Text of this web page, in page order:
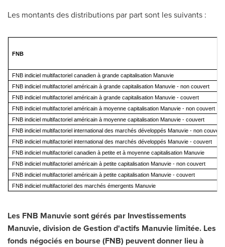
Les montants des distributions par part sont les suivants :
FNB
FNB indiciel multifactoriel canadien à grande capitalisation Manuvie
FNB indiciel multifactoriel américain à grande capitalisation Manuvie - non couvert
FNB indiciel multifactoriel américain à grande capitalisation Manuvie - couvert
FNB indiciel multifactoriel américain à moyenne capitalisation Manuvie - non couvert
FNB indiciel multifactoriel américain à moyenne capitalisation Manuvie - couvert
FNB indiciel multifactoriel international des marchés développés Manuvie - non couvert
FNB indiciel multifactoriel international des marchés développés Manuvie - couvert
FNB indiciel multifactoriel canadien à petite et à moyenne capitalisation Manuvie
FNB indiciel multifactoriel américain à petite capitalisation Manuvie - non couvert
FNB indiciel multifactoriel américain à petite capitalisation Manuvie - couvert
FNB indiciel multifactoriel des marchés émergents Manuvie
Les FNB Manuvie sont gérés par Investissements
Manuvie, division de Gestion d'actifs Manuvie limitée. Les
fonds négociés en bourse (FNB) peuvent donner lieu à